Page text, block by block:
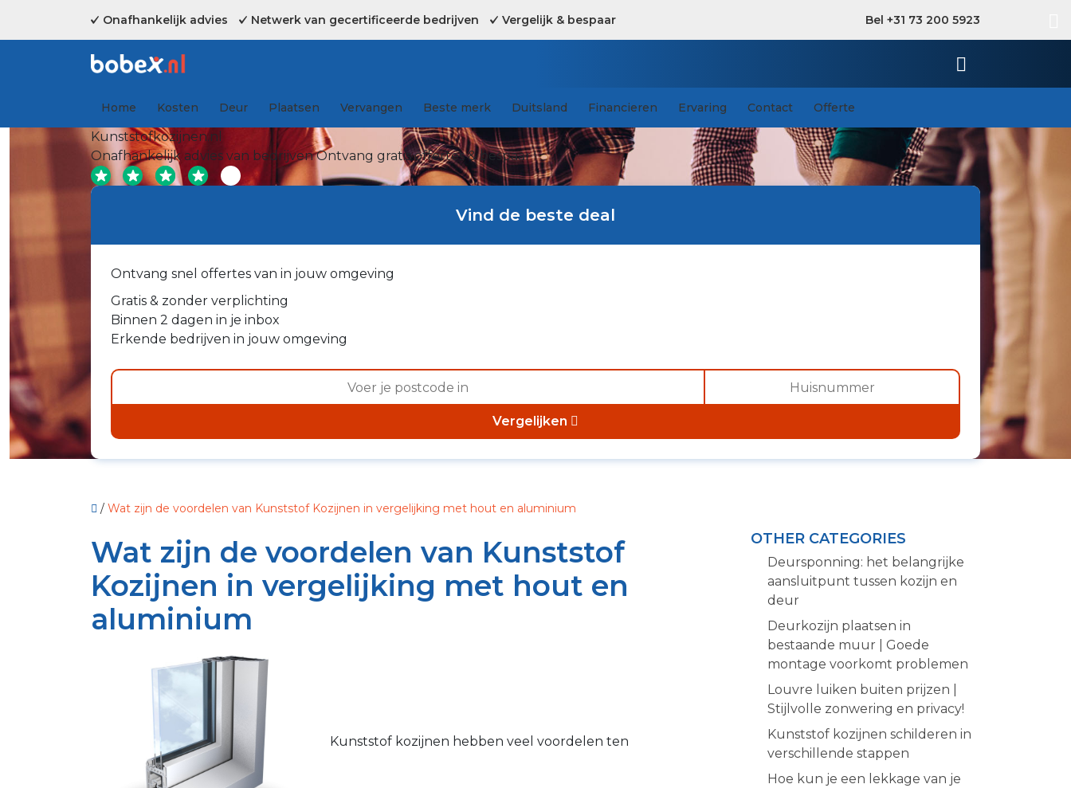
Onafhankelijk advies Netwerk van gecertificeerde bedrijven Vergelijk & bespaar Bel +31 73 200 5923
Home Kosten Deur Plaatsen Vervangen Beste merk Duitsland Financieren Ervaring Contact Offerte
Kunststofkozijnen.nl
Onafhankelijk advies van bedrijvenOntvang gratis offertes & bespaar !
Vind de beste deal
Ontvang snel offertes van in jouw omgeving
Gratis & zonder verplichting
Binnen 2 dagen in je inbox
Erkende bedrijven in jouw omgeving
Vergelijken
/ Wat zijn de voordelen van Kunststof Kozijnen in vergelijking met hout en aluminium
Wat zijn de voordelen van Kunststof
Kozijnen in vergelijking met hout en
aluminium
Kunststof kozijnen hebben veel voordelen ten
OTHER CATEGORIES
Deursponning: het belangrijke
aansluitpunt tussen kozijn en
deur
Deurkozijn plaatsen in
bestaande muur | Goede
montage voorkomt problemen
Louvre luiken buiten prijzen |
Stijlvolle zonwering en privacy!
Kunststof kozijnen schilderen in
verschillende stappen
Hoe kun je een lekkage van je